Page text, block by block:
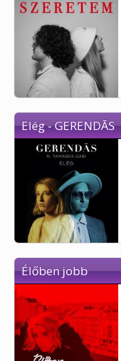
Elég - GERENDĀS
Élőben jobb